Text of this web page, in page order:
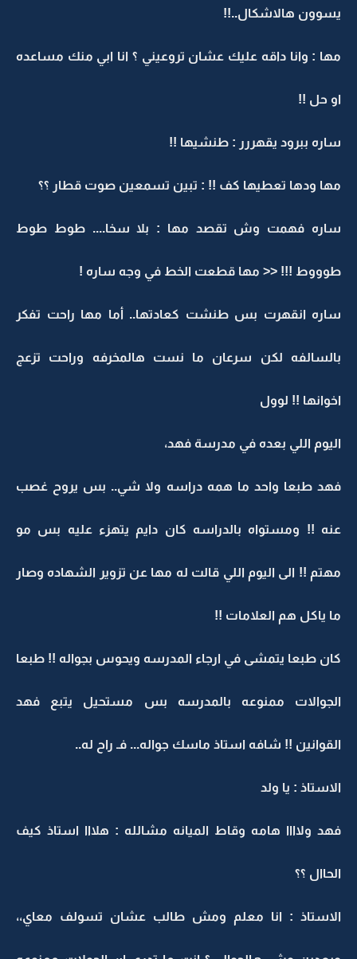
يسوون هالاشكال..!!
مها : وانا داقه عليك عشان تروعيني ؟ انا ابي منك مساعده
او حل !!
ساره ببرود يقهررر : طنشيها !!
مها ودها تعطيها كف !! : تبين تسمعين صوت قطار ؟؟
ساره فهمت وش تقصد مها : بلا سخا.... طوط طوط
طوووط !!! << مها قطعت الخط في وجه ساره !
ساره انقهرت بس طنشت كعادتها.. أما مها راحت تفكر
بالسالفه لكن سرعان ما نست هالمخرفه وراحت تزعج
اخوانها !! لوول
اليوم اللي بعده في مدرسة فهد،
فهد طبعا واحد ما همه دراسه ولا شي.. بس يروح غصب
عنه !! ومستواه بالدراسه كان دايم يتهزء عليه بس مو
مهتم !! الى اليوم اللي قالت له مها عن تزوير الشهاده وصار
ما ياكل هم العلامات !!
كان طبعا يتمشى في ارجاء المدرسه ويحوس بجواله !! طبعا
الجوالات ممنوعه بالمدرسه بس مستحيل يتبع فهد
القوانين !! شافه استاذ ماسك جواله... فـ راح له..
الاستاذ : يا ولد
فهد ولاااا هامه وقاط الميانه مشالله : هلااا استاذ كيف
الحاال ؟؟
الاستاذ : انا معلم ومش طالب عشان تسولف معاي،،